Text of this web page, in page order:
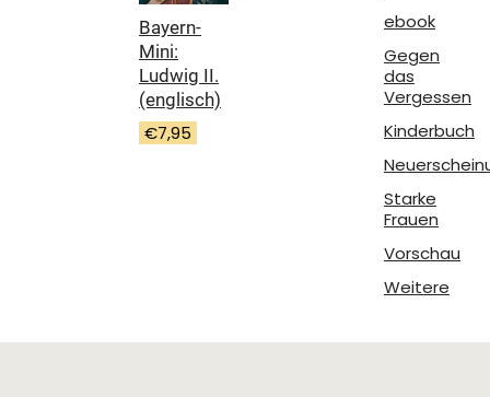
Bayern-
Mini:
Ludwig II.
(englisch)
€7,95
ebook
Gegen
das
Vergessen
Kinderbuch
Starke
Frauen
Vorschau
Weitere